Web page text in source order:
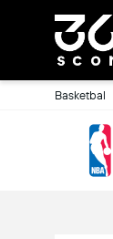
Basketbal